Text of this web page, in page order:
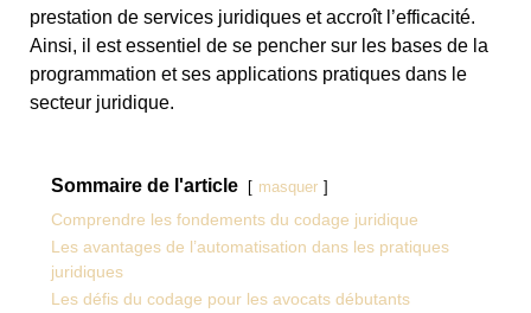
prestation de services juridiques et accroît l’efficacité.
Ainsi, il est essentiel de se pencher sur les bases de la
programmation et ses applications pratiques dans le
secteur juridique.
Sommaire de l'article masquer
Comprendre les fondements du codage juridique
Les avantages de l’automatisation dans les pratiques
juridiques
Les défis du codage pour les avocats débutants